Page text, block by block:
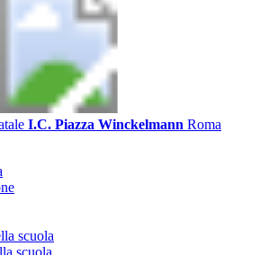
I.C. Piazza Winckelmann Roma
scuola
scuola